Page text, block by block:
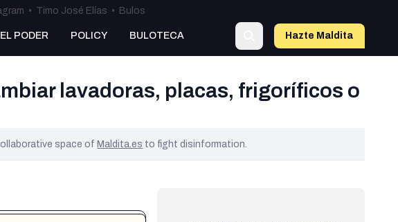
• Timo José Elías • Bulos
PODER POLICY BULOTECA Hazte Maldita
lavadoras, placas, frigoríficos o
space ofMaldita.es to fight disinformation.